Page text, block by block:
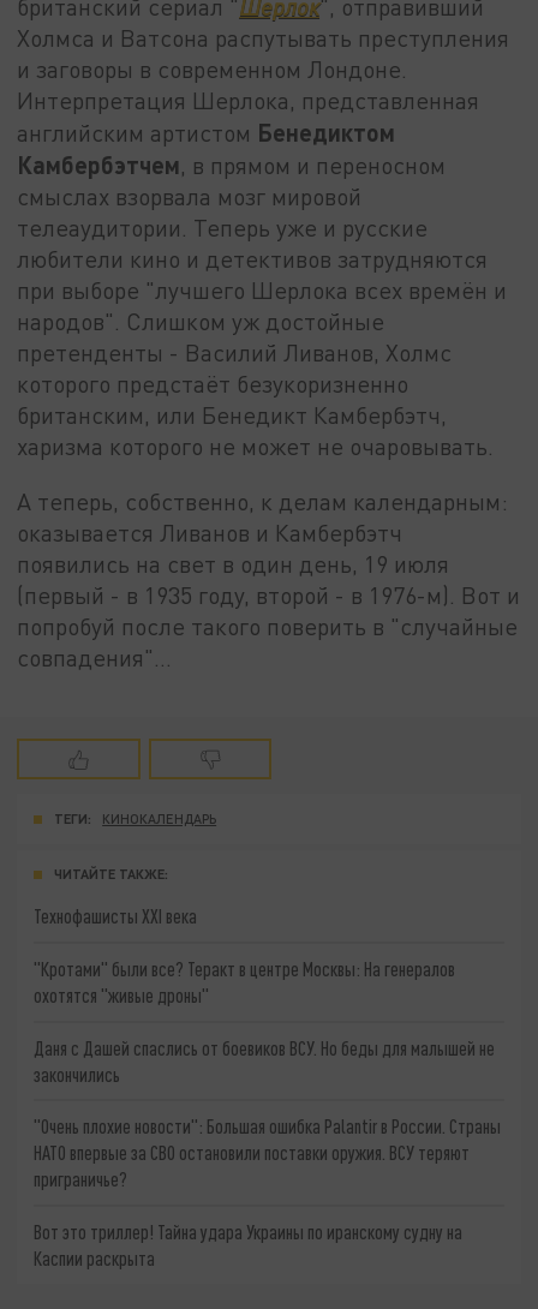
британский сериал "Шерлок", отправивший
Холмса и Ватсона распутывать преступления
и заговоры в современном Лондоне.
Интерпретация Шерлока, представленная
английским артистом Бенедиктом
Камбербэтчем, в прямом и переносном
смыслах взорвала мозг мировой
телеаудитории. Теперь уже и русские
любители кино и детективов затрудняются
при выборе "лучшего Шерлока всех времён и
народов". Слишком уж достойные
претенденты - Василий Ливанов, Холмс
которого предстаёт безукоризненно
британским, или Бенедикт Камбербэтч,
харизма которого не может не очаровывать.
А теперь, собственно, к делам календарным:
оказывается Ливанов и Камбербэтч
появились на свет в один день, 19 июля
(первый - в 1935 году, второй - в 1976-м). Вот и
попробуй после такого поверить в "случайные
совпадения"…
ТЕГИ: КИНОКАЛЕНДАРЬ
ЧИТАЙТЕ ТАКЖЕ:
Технофашисты XXI века
"Кротами" были все? Теракт в центре Москвы: На генералов
охотятся "живые дроны"
Даня с Дашей спаслись от боевиков ВСУ. Но беды для малышей не
закончились
"Очень плохие новости": Большая ошибка Palantir в России. Страны
НАТО впервые за СВО остановили поставки оружия. ВСУ теряют
приграничье?
Вот это триллер! Тайна удара Украины по иранскому судну на
Каспии раскрыта